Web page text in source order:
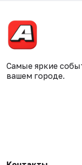
Самые яркие
вашем городе.